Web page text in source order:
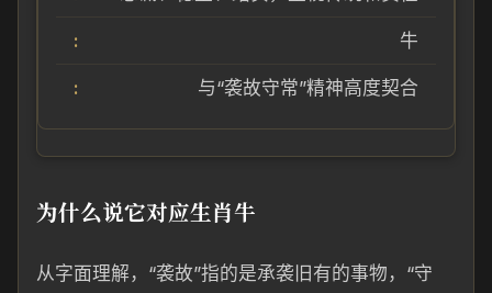
牛
与“袭故守常”精神高度契合
为什么说它对应生肖牛
从字面理解，“袭故”指的是承袭旧有的事物，“守